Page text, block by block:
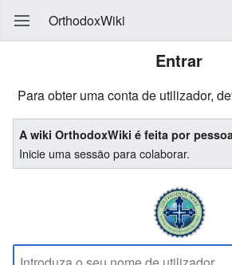
OrthodoxWiki
Entrar
Para obter uma conta de utilizador,
A wiki OrthodoxWiki é feita por
Inicie uma sessão para colaborar.